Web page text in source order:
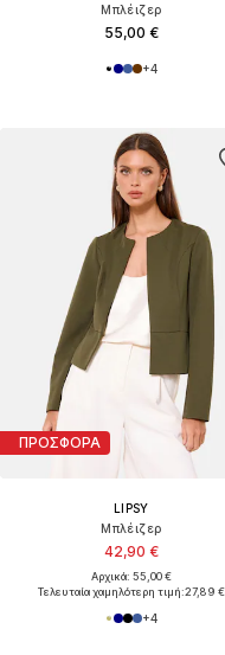
Μπλέιζερ
55,00 €
+4
ΠΡΟΣΦΟΡΑ
LIPSY
Μπλέιζερ
42,90 €
Αρχικά: 55,00 €
Τελευταία χαμηλότερη τιμή:27,89 €
+4